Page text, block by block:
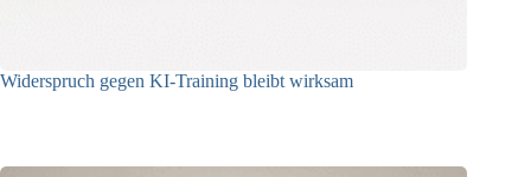
Widerspruch gegen KI-Training bleibt wirksam